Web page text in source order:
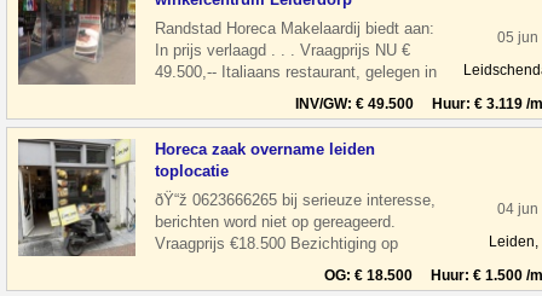
Randstad Horeca Makelaardij biedt aan:
In prijs verlaagd . . . Vraagprijs NU €
49.500,-- Italiaans restaurant, gelegen in
een groot winkelcentrum Wink
05 jun
INV/GW: € 49.500 Huur: € 3.119 /
Horeca zaak overname leiden
toplocatie
ðŸ“ž 0623666265 bij serieuze interesse,
berichten word niet op gereageerd.
Vraagprijs €18.500 Bezichtiging op
afspraak Overname horeca zaak in leiden
04 jun
Leiden,
OG: € 18.500 Huur: € 1.500 /